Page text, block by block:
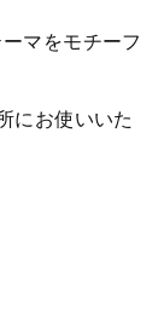
マをモチーフ
にお使いいた